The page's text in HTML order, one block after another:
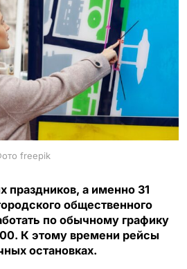
freepik
праздников, а именно 31
общественного
по обычному графику
К этому времени рейсы
остановках.